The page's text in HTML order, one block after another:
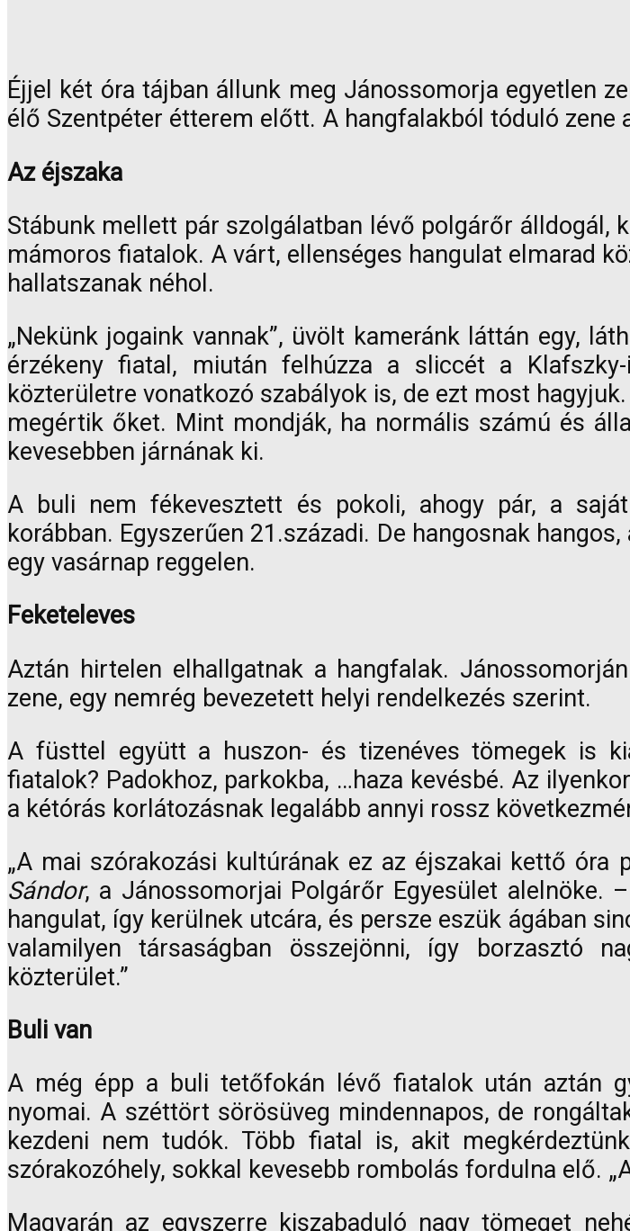
Éjjel két óra tájban állunk meg Jánossomorja egyetlen
élő Szentpéter étterem előtt. A hangfalakból tóduló zene
Az éjszaka
Stábunk mellett pár szolgálatban lévő polgárőr álldogál,
mámoros fiatalok. A várt, ellenséges hangulat elmarad
hallatszanak néhol.
„Nekünk jogaink vannak”, üvölt kameránk láttán egy,
érzékeny fiatal, miután felhúzza a sliccét a
közterületre vonatkozó szabályok is, de ezt most
megértik őket. Mint mondják, ha normális számú és
kevesebben járnának ki.
A buli nem fékevesztett és pokoli, ahogy pár, a
korábban. Egyszerűen 21.századi. De hangosnak
egy vasárnap reggelen.
Feketeleves
Aztán hirtelen elhallgatnak a hangfalak.
zene, egy nemrég bevezetett helyi rendelkezés szerint.
A füsttel együtt a huszon- és tizenéves tömegek is
fiatalok? Padokhoz, parkokba, …haza kevésbé. Az
a kétórás korlátozásnak legalább annyi rossz
„A mai szórakozási kultúrának ez az éjszakai kettő
Sándor, a Jánossomorjai Polgárőr Egyesület alelnöke.
hangulat, így kerülnek utcára, és persze eszük ágában
valamilyen társaságban összejönni, így borzasztó
közterület.”
Buli van
A még épp a buli tetőfokán lévő fiatalok után aztán
nyomai. A széttört sörösüveg mindennapos, de
kezdeni nem tudók. Több fiatal is, akit
szórakozóhely, sokkal kevesebb rombolás fordulna elő.
Magyarán az egyszerre kiszabaduló nagy tömeget